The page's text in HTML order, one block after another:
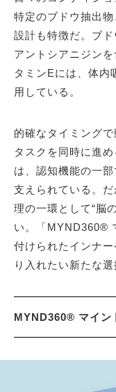
特定のブドウ抽出
設計も特徴だ。ブ
アントシアニジン
タミンEには、体内
用している。
的確なタイミング
タスクを同時に進
は、認知機能の一
支えられている。
理の一環として“脳
い。「MYND360®
付けられたインナ
り入れたい新たな選
MYND360® マイン